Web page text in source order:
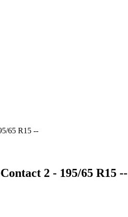
65 R15 --
2 - 195/65 R15 --